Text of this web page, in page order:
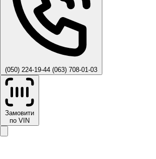
(050) 224-19-44 (063) 708-01-03
Замовити
по VIN